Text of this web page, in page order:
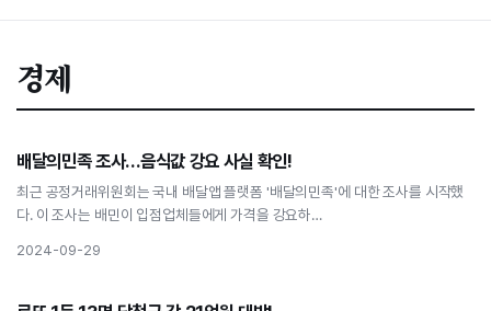
경제
배달의민족 조사…음식값 강요 사실 확인!
경제
배달의민족 조사…음식값 강요 사실 확인!
최근 공정거래위원회는 국내 배달앱 플랫폼 '배달의민족'에 대한 조사를 시작했
다. 이 조사는 배민이 입점업체들에게 가격을 강요하…
2024-09-29